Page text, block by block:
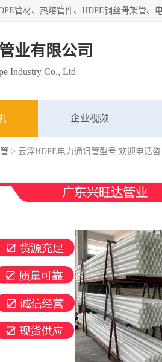
业有限公司
Industry Co., Ltd
企业视频
> 云浮HDPE电力通讯管型号 欢迎电话咨